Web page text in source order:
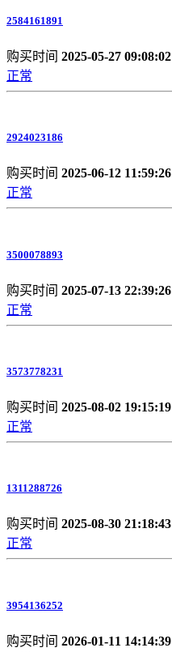
2584161891
购买时间 2025-05-27 09:08:02
正常
2924023186
购买时间 2025-06-12 11:59:26
正常
3500078893
购买时间 2025-07-13 22:39:26
正常
3573778231
购买时间 2025-08-02 19:15:19
正常
1311288726
购买时间 2025-08-30 21:18:43
正常
3954136252
购买时间 2026-01-11 14:14:39